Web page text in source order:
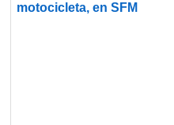
motocicleta, en SFM